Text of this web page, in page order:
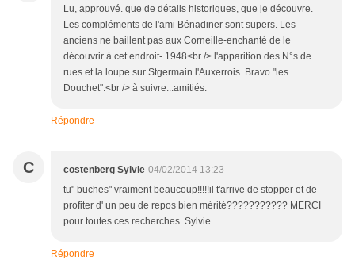
Lu, approuvé. que de détails historiques, que je découvre.
Les compléments de l'ami Bénadiner sont supers. Les
anciens ne baillent pas aux Corneille-enchanté de le
découvrir à cet endroit- 1948<br /> l'apparition des N°s de
rues et la loupe sur Stgermain l'Auxerrois. Bravo "les
Douchet".<br /> à suivre...amitiés.
Répondre
C costenberg Sylvie 04/02/2014 13:23
tu" buches" vraiment beaucoup!!!!!il t'arrive de stopper et de
profiter d' un peu de repos bien mérité??????????? MERCI
pour toutes ces recherches. Sylvie
Répondre